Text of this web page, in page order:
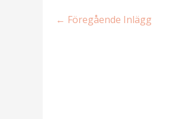
← Föregående Inlägg